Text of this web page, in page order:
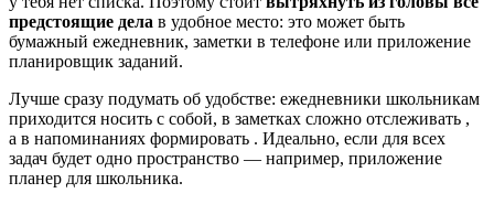
предстоящие дела в удобное место: это может быть
бумажный ежедневник, заметки в телефоне или приложение
планировщик заданий.
Лучше сразу подумать об удобстве: ежедневники школьникам
приходится носить с собой, в заметках сложно отслеживать ,
а в напоминаниях формировать . Идеально, если для всех
задач будет одно пространство — например, приложение
планер для школьника.